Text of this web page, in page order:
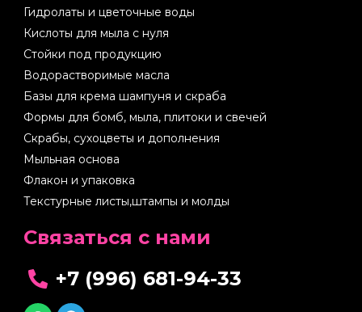
Гидролаты и цветочные воды
Кислоты для мыла с нуля
Стойки под продукцию
Водорастворимые масла
Базы для крема шампуня и скраба
Формы для бомб, мыла, плитоки и свечей
Скрабы, сухоцветы и дополнения
Мыльная основа
Флакон и упаковка
Текстурные листы,штампы и молды
Cвязаться с нами
+7 (996) 681-94-33